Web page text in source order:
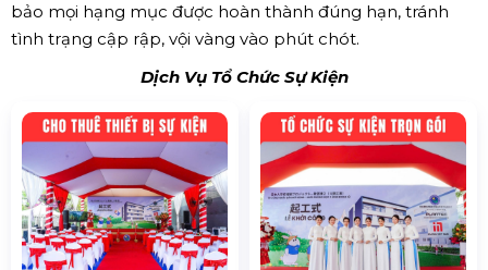
bảo mọi hạng mục được hoàn thành đúng hạn, tránh
tình trạng cập rập, vội vàng vào phút chót.
Dịch Vụ Tổ Chức Sự Kiện